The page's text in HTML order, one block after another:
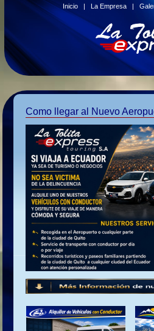
Inicio |La Empresa |
Como llegar al Nuevo